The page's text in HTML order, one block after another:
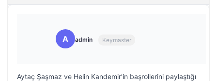
A admin Keymaster
Aytaç Şaşmaz ve Helin Kandemir’in başrollerini paylaştığı